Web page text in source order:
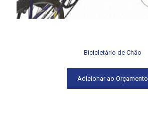
Bicicletário de Chão
Adicionar ao Orçamento